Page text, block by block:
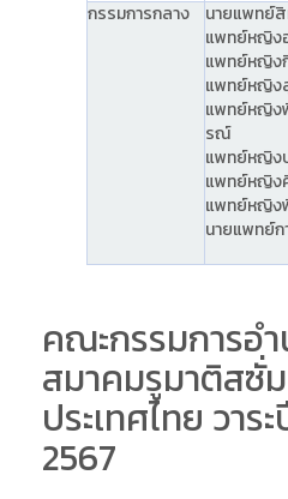
กรรมการกลาง
นายแพทย์
แพทย์หญิง
แพทย์หญิง
แพทย์หญิง
แพทย์หญิง
รณ์
แพทย์หญิง
แพทย์หญิง
แพทย์หญิง
นายแพทย์
คณะกรรมการอ
สมาคมรูมาติสซั่
ประเทศไทย วาร
2567